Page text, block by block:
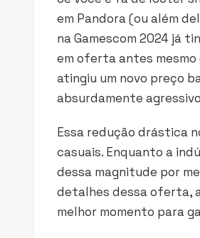
em Pandora (ou além
na Gamescom 2024 já
em oferta antes
atingiu um novo preço
absurdamente
Essa redução drástica
casuais. Enquanto a
dessa magnitude por
detalhes dessa oferta,
melhor momento para